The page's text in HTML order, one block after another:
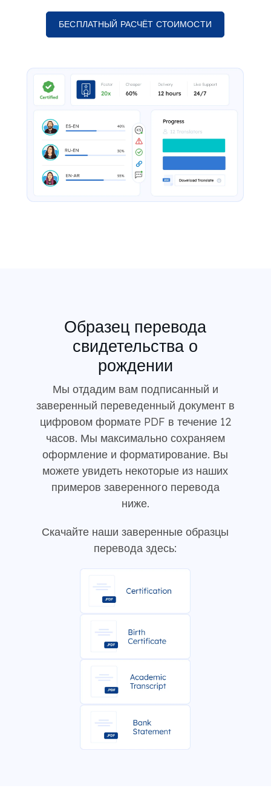
БЕСПЛАТНЫЙ РАСЧЁТ СТОИМОСТИ
Образец перевода
свидетельства о
рождении
Мы отдадим вам подписанный и
заверенный переведенный документ в
цифровом формате PDF в течение 12
часов. Мы максимально сохраняем
оформление и форматирование. Вы
можете увидеть некоторые из наших
примеров заверенного перевода
ниже.
Скачайте наши заверенные образцы
перевода здесь: